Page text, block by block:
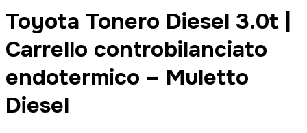
Toyota Tonero Diesel 3.0t |
Carrello controbilanciato
endotermico – Muletto
Diesel